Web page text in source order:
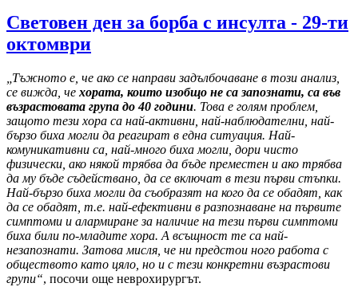
Световен ден за борба с инсулта - 29-ти
октомври
„Тъжното е, че ако се направи задълбочаване в този анализ,
се вижда, че хората, които изобщо не са запознати, са във
възрастовата група до 40 години. Това е голям проблем,
защото тези хора са най-активни, най-наблюдателни, най-
бързо биха могли да реагират в една ситуация. Най-
комуникативни са, най-много биха могли, дори чисто
физически, ако някой трябва да бъде преместен и ако трябва
да му бъде съдействано, да се включат в тези първи стъпки.
Най-бързо биха могли да съобразят на кого да се обадят, как
да се обадят, т.е. най-ефективни в разпознаване на първите
симптоми и алармиране за наличие на тези първи симптоми
биха били по-младите хора. А всъщност те са най-
незапознати. Затова мисля, че ни предстои ного работа с
обществото като цяло, но и с тези конкретни възрастови
групи“, посочи още неврохирургът.